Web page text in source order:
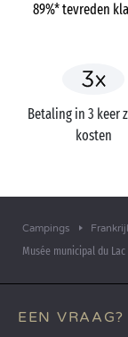
89%* tevreden
Betaling in 3 keer
kosten
Campings
Musée municipal du
EEN VRAAG?